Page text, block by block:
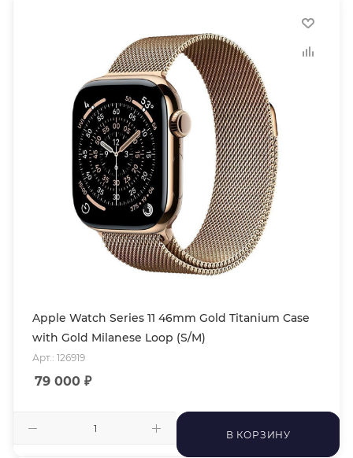
Apple Watch Series 11 46mm Gold Titanium Case
with Gold Milanese Loop (S/M)
Арт.: 126919
79 000 ₽
В КОРЗИНУ